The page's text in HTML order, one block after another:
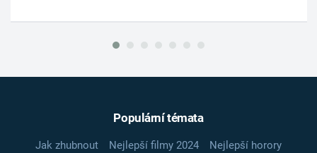
Populární témata
Jak zhubnout Nejlepší filmy 2024
Nejlepší horory